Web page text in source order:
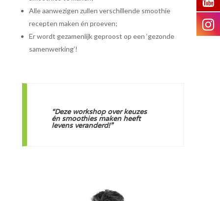
Alle aanwezigen zullen verschillende smoothie
recepten maken én proeven;
Er wordt gezamenlijk geproost op een ‘gezonde
samenwerking’!
“Deze workshop over keuzes
én smoothies maken heeft
levens veranderd!”